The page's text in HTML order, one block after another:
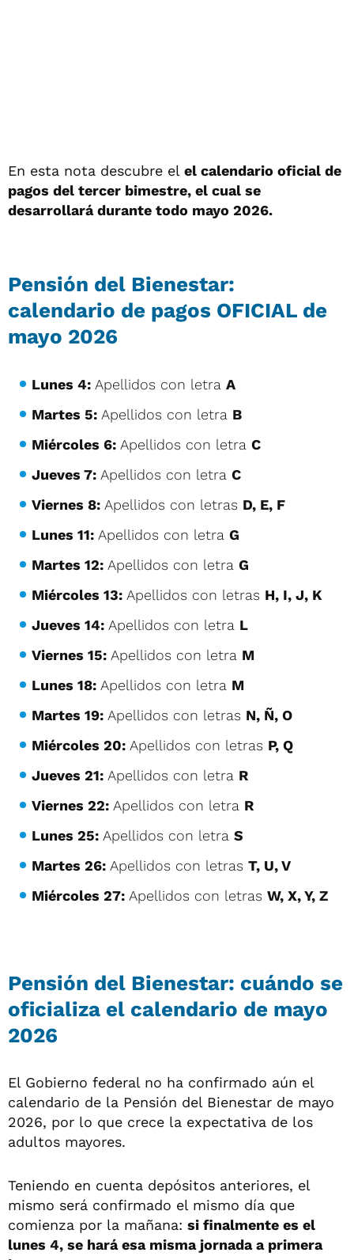
En esta nota descubre el el calendario oficial de
pagos del tercer bimestre, el cual se
desarrollará durante todo mayo 2026.
Pensión del Bienestar:
calendario de pagos OFICIAL de
mayo 2026
Lunes 4: Apellidos con letra A
Martes 5: Apellidos con letra B
Miércoles 6: Apellidos con letra C
Jueves 7: Apellidos con letra C
Viernes 8: Apellidos con letras D, E, F
Lunes 11: Apellidos con letra G
Martes 12: Apellidos con letra G
Miércoles 13: Apellidos con letras H, I, J, K
Jueves 14: Apellidos con letra L
Viernes 15: Apellidos con letra M
Lunes 18: Apellidos con letra M
Martes 19: Apellidos con letras N, Ñ, O
Miércoles 20: Apellidos con letras P, Q
Jueves 21: Apellidos con letra R
Viernes 22: Apellidos con letra R
Lunes 25: Apellidos con letra S
Martes 26: Apellidos con letras T, U, V
Miércoles 27: Apellidos con letras W, X, Y, Z
Pensión del Bienestar: cuándo se
oficializa el calendario de mayo
2026
El Gobierno federal no ha confirmado aún el
calendario de la Pensión del Bienestar de mayo
2026, por lo que crece la expectativa de los
adultos mayores.
Teniendo en cuenta depósitos anteriores, el
mismo será confirmado el mismo día que
comienza por la mañana: si finalmente es el
lunes 4, se hará esa misma jornada a primera